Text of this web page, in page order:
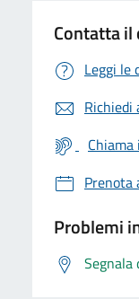
Contatta il
Leggi le
Richiedi
Prenota
Problemi
Segnala